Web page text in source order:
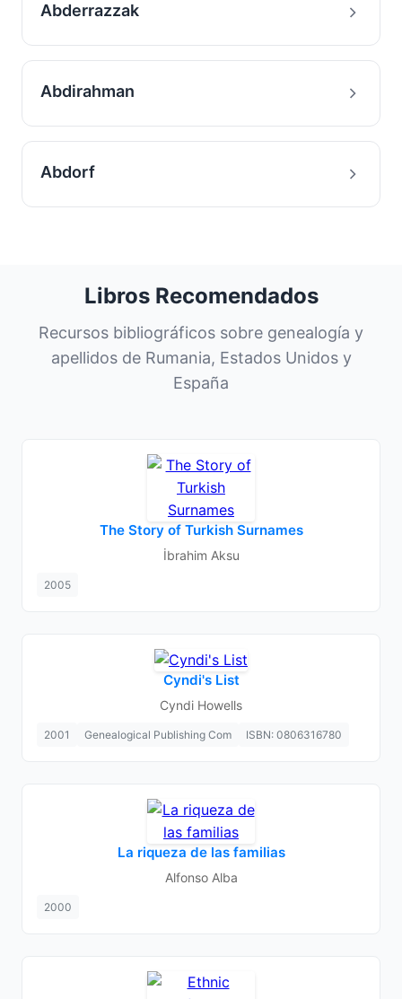
Abderrazzak
Abdirahman
Abdorf
Libros Recomendados
Recursos bibliográficos sobre genealogía y
apellidos de Rumania, Estados Unidos y
España
The Story of Turkish Surnames
İbrahim Aksu
2005
Cyndi's List
Cyndi Howells
2001 Genealogical Publishing Com ISBN: 0806316780
La riqueza de las familias
Alfonso Alba
2000